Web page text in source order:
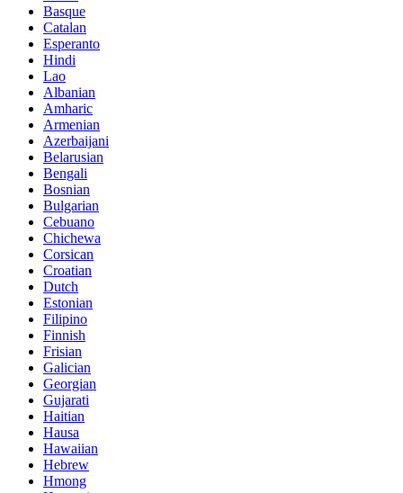
Basque
Catalan
Esperanto
Hindi
Lao
Albanian
Amharic
Armenian
Azerbaijani
Belarusian
Bengali
Bosnian
Bulgarian
Cebuano
Chichewa
Corsican
Croatian
Dutch
Estonian
Filipino
Finnish
Frisian
Galician
Georgian
Gujarati
Haitian
Hausa
Hawaiian
Hebrew
Hmong